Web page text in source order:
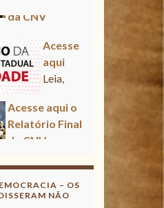
Acesse
aqui
Leia,
Acesse aqui o
Relatório Final
da CNV
– OS
NÃO